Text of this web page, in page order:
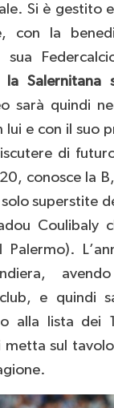
Si è gestito
con la
sua
la Salernitana
sarà quindi
lui e con il suo
di
conosce la
superstite
Coulibaly
e quindi
alla lista dei
metta sul